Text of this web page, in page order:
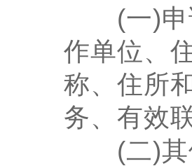
(一)
作单位、
称、住所
务、有效
(二)